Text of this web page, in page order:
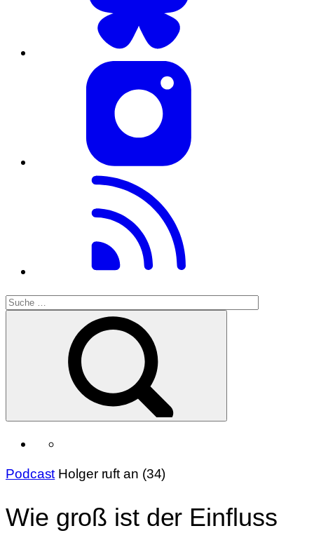
Podcast Holger ruft an (34)
Wie groß ist der Einfluss